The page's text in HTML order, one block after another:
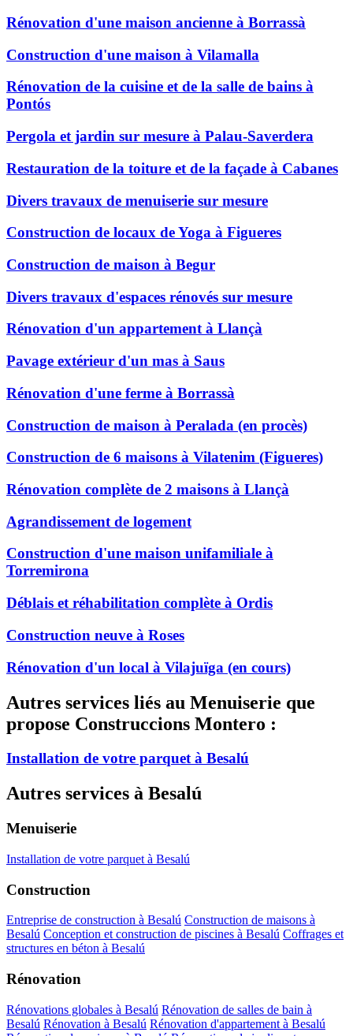
Rénovation d'une maison ancienne à Borrassà
Construction d'une maison à Vilamalla
Rénovation de la cuisine et de la salle de bains à
Pontós
Pergola et jardin sur mesure à Palau-Saverdera
Restauration de la toiture et de la façade à Cabanes
Divers travaux de menuiserie sur mesure
Construction de locaux de Yoga à Figueres
Construction de maison à Begur
Divers travaux d'espaces rénovés sur mesure
Rénovation d'un appartement à Llançà
Pavage extérieur d'un mas à Saus
Rénovation d'une ferme à Borrassà
Construction de maison à Peralada (en procès)
Construction de 6 maisons à Vilatenim (Figueres)
Rénovation complète de 2 maisons à Llançà
Agrandissement de logement
Construction d'une maison unifamiliale à
Torremirona
Déblais et réhabilitation complète à Ordis
Construction neuve à Roses
Rénovation d'un local à Vilajuïga (en cours)
Autres services liés au Menuiserie que
propose Construccions Montero :
Installation de votre parquet à Besalú
Autres services à Besalú
Menuiserie
Installation de votre parquet à Besalú
Construction
Entreprise de construction à Besalú Construction de maisons à
Besalú Conception et construction de piscines à Besalú Coffrages et
structures en béton à Besalú
Rénovation
Rénovations globales à Besalú Rénovation de salles de bain à
Besalú Rénovation à Besalú Rénovation d'appartement à Besalú